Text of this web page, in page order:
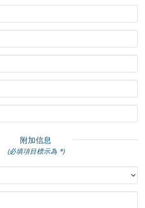
附加信息
(必填項目標示為 *)